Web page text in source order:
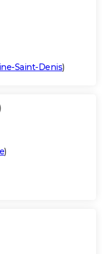
Saint-Denis)
)